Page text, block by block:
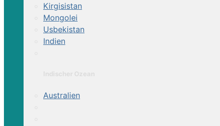
Kirgisistan
Mongolei
Usbekistan
Indien
Australien